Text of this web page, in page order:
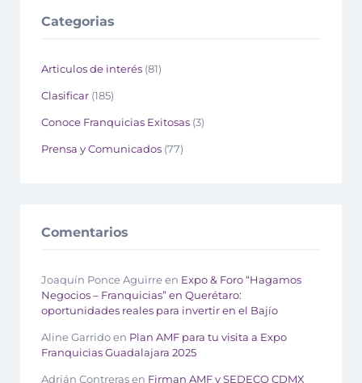
Categorias
Articulos de interés (81)
Clasificar (185)
Conoce Franquicias Exitosas (3)
Prensa y Comunicados (77)
Comentarios
Joaquín Ponce Aguirreen Expo & Foro “Hagamos
Negocios – Franquicias” en Querétaro:
oportunidades reales para invertir en el Bajío
Aline Garridoen Plan AMF para tu visita a Expo
Franquicias Guadalajara 2025
Adrián Contrerasen Firman AMF y SEDECO CDMX